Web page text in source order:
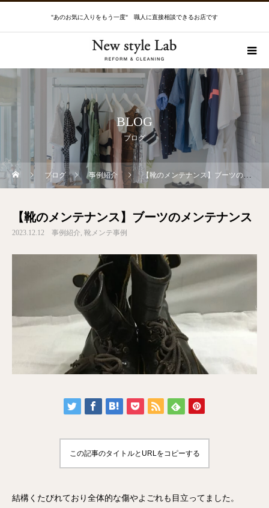
"あのお気に入りをもう一度" 職人に直接相談できるお店です
BLOG
ブログ
ブログ 事例紹介 【靴のメンテナンス】ブーツのメンテナンス
【靴のメンテナンス】ブーツのメンテナンス
2023.12.12 事例紹介 靴メンテ事例
この記事のタイトルとURLをコピーする
結構くたびれており全体的な傷やよごれも目立ってました。